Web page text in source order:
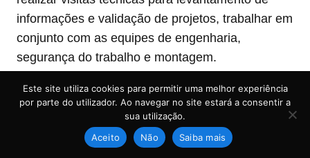
informações e validação de projetos, trabalhar em
conjunto com as equipes de engenharia,
segurança do trabalho e montagem.
CTPS
Imprescindível: Domínio de softwares como
AutoCAD, Revit ou similares, habilidade para
Este site utiliza cookies para permitir uma melhor experiência
por parte do utilizador. Ao navegar no site estará a consentir a
sua utilização.
Aceito
Não Saiba mais